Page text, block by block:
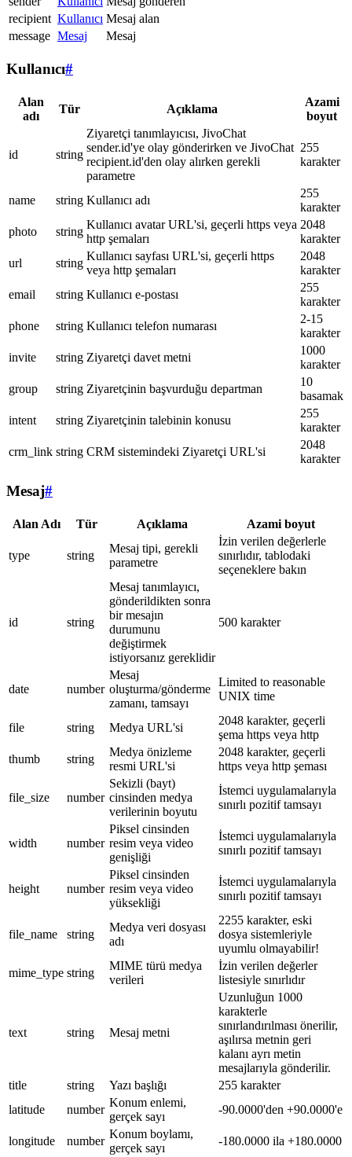
recipient Kullanıcı Mesaj alan
message Mesaj Mesaj
Kullanıcı#
Alan
adı
Tür Açıklama
Azami
boyut
id string
Ziyaretçi tanımlayıcısı, JivoChat
sender.id'ye olay gönderirken ve JivoChat
recipient.id'den olay alırken gerekli
parametre
255
karakter
name string Kullanıcı adı
255
karakter
photo
string
Kullanıcı avatar URL'si, geçerli https veya
http şemaları
2048
karakter
url
string
Kullanıcı sayfası URL'si, geçerli https
veya http şemaları
2048
karakter
email
string Kullanıcı e-postası
255
karakter
phone
string Kullanıcı telefon numarası
2-15
karakter
invite
string Ziyaretçi davet metni
1000
karakter
group
string Ziyaretçinin başvurduğu departman
10
basamak
intent
string Ziyaretçinin talebinin konusu
255
karakter
crm_link string CRM sistemindeki Ziyaretçi URL'si
2048
karakter
Mesaj#
Alan Adı Tür Açıklama Azami boyut
type string
Mesaj tipi, gerekli
parametre
İzin verilen değerlerle
sınırlıdır, tablodaki
seçeneklere bakın
id string
Mesaj tanımlayıcı,
gönderildikten sonra
bir mesajın
durumunu
değiştirmek
istiyorsanız gereklidir
500 karakter
date number
Mesaj
oluşturma/gönderme
zamanı, tamsayı
Limited to reasonable
UNIX time
file string Medya URL'si
2048 karakter, geçerli
şema https veya http
thumb
string
Medya önizleme
resmi URL'si
2048 karakter, geçerli
https veya http şeması
file_size number
Sekizli (bayt)
cinsinden medya
verilerinin boyutu
İstemci uygulamalarıyla
sınırlı pozitif tamsayı
width number
Piksel cinsinden
resim veya video
genişliği
İstemci uygulamalarıyla
sınırlı pozitif tamsayı
height number
Piksel cinsinden
resim veya video
yüksekliği
İstemci uygulamalarıyla
sınırlı pozitif tamsayı
file_name string
Medya veri dosyası
adı
2255 karakter, eski
dosya sistemleriyle
uyumlu olmayabilir!
mime_type string
MIME türü medya
verileri
İzin verilen değerler
listesiyle sınırlıdır
text string Mesaj metni
Uzunluğun 1000
karakterle
sınırlandırılması önerilir,
aşılırsa metnin geri
kalanı ayrı metin
mesajlarıyla gönderilir.
title
string Yazı başlığı
255 karakter
latitude
number
Konum enlemi,
gerçek sayı
-90.0000'den +90.0000'e
longitude number
Konum boylamı,
gerçek sayı
-180.0000 ila +180.0000